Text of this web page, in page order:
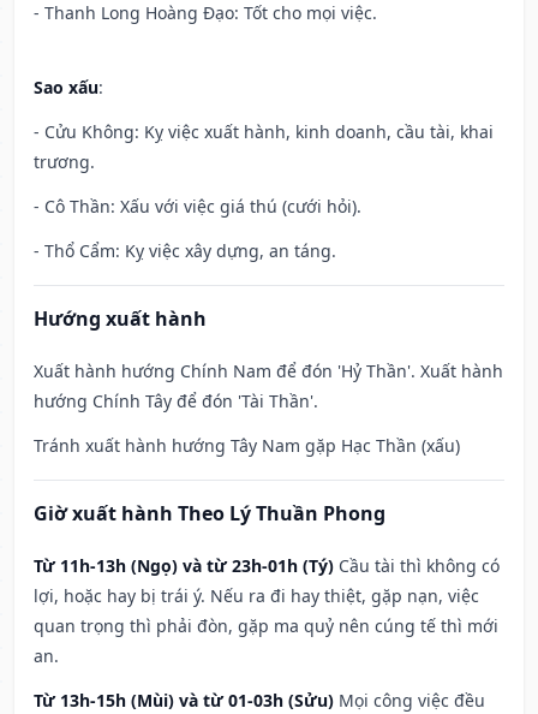
- Thanh Long Hoàng Đạo: Tốt cho mọi việc.
Sao xấu:
- Cửu Không: Kỵ việc xuất hành, kinh doanh, cầu tài, khai
trương.
- Cô Thần: Xấu với việc giá thú (cưới hỏi).
- Thổ Cẩm: Kỵ việc xây dựng, an táng.
Hướng xuất hành
Xuất hành hướng Chính Nam để đón 'Hỷ Thần'. Xuất hành
hướng Chính Tây để đón 'Tài Thần'.
Tránh xuất hành hướng Tây Nam gặp Hạc Thần (xấu)
Giờ xuất hành Theo Lý Thuần Phong
Từ 11h-13h (Ngọ) và từ 23h-01h (Tý) Cầu tài thì không có
lợi, hoặc hay bị trái ý. Nếu ra đi hay thiệt, gặp nạn, việc
quan trọng thì phải đòn, gặp ma quỷ nên cúng tế thì mới
an.
Từ 13h-15h (Mùi) và từ 01-03h (Sửu) Mọi công việc đều